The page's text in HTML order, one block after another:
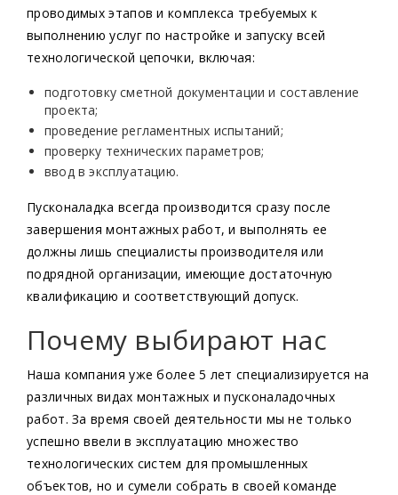
Пусконаладочные работы работы
проводимых этапов и комплекса требуемых к
выполнению услуг по настройке и запуску всей
технологической цепочки, включая:
подготовку сметной документации и составление
проекта;
проведение регламентных испытаний;
проверку технических параметров;
ввод в эксплуатацию.
Пусконаладка всегда производится сразу после
завершения монтажных работ, и выполнять ее
должны лишь специалисты производителя или
подрядной организации, имеющие достаточную
квалификацию и соответствующий допуск.
Почему выбирают нас
Наша компания уже более 5 лет специализируется на
различных видах монтажных и пусконаладочных
работ. За время своей деятельности мы не только
успешно ввели в эксплуатацию множество
технологических систем для промышленных
объектов, но и сумели собрать в своей команде